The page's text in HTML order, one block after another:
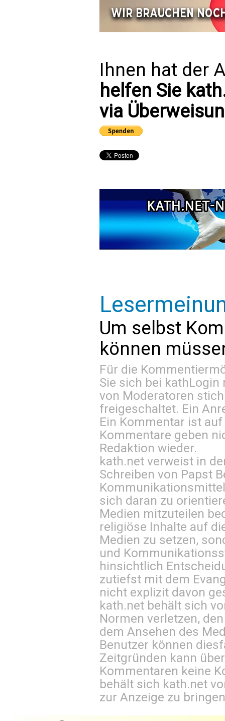
Ihnen hat der
helfen Sie
via
Um selbst
können
Für die
Sie sich bei kathLogin
von Moderatoren
freigeschaltet. Ein
Ein Kommentar ist
Kommentare geben
Redaktion wieder.
kath.net verweist in
Schreiben von Papst
sich daran zu
Medien mitzuteilen
religiöse Inhalte auf
Medien zu setzen,
und
hinsichtlich
zutiefst mit dem
nicht explizit davon
kath.net behält sich
Normen verletzen,
dem Ansehen des
Benutzer können
Zeitgründen kann
Kommentaren keine
behält sich kath.net
zur Anzeige zu